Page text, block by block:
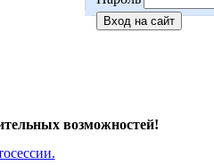
возможностей!